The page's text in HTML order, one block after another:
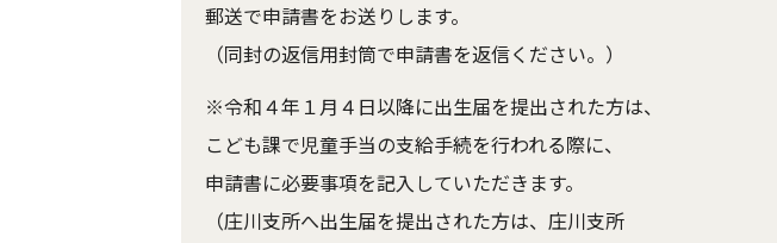
郵送で申請書をお送りします。
（同封の返信用封筒で申請書を返信ください。）
※令和４年１月４日以降に出生届を提出された方は、
こども課で児童手当の支給手続を行われる際に、
申請書に必要事項を記入していただきます。
（庄川支所へ出生届を提出された方は、庄川支所